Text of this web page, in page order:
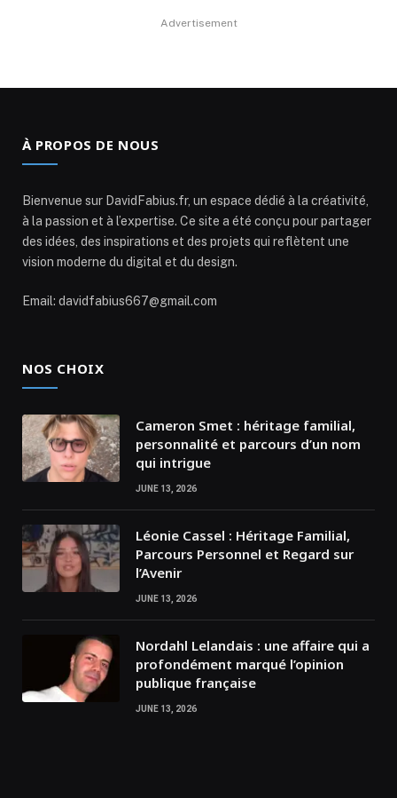
Advertisement
À PROPOS DE NOUS
Bienvenue sur DavidFabius.fr, un espace dédié à la créativité,
à la passion et à l’expertise. Ce site a été conçu pour partager
des idées, des inspirations et des projets qui reflètent une
vision moderne du digital et du design.
Email: davidfabius667@gmail.com
NOS CHOIX
Cameron Smet : héritage familial,
personnalité et parcours d’un nom
qui intrigue
JUNE 13, 2026
Léonie Cassel : Héritage Familial,
Parcours Personnel et Regard sur
l’Avenir
JUNE 13, 2026
Nordahl Lelandais : une affaire qui a
profondément marqué l’opinion
publique française
JUNE 13, 2026